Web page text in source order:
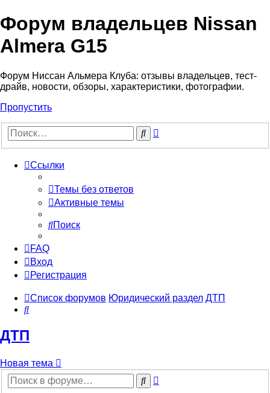
Форум владельцев Nissan
Almera G15
Форум Ниссан Альмера Клуба: отзывы владельцев, тест-
драйв, новости, обзоры, характеристики, фотографии.
Пропустить
Поиск
Ссылки
Темы без ответов
Активные темы
Поиск
FAQ
Вход
Регистрация
Список форумов Юридический раздел ДТП
Поиск
ДТП
Новая тема
Поиск